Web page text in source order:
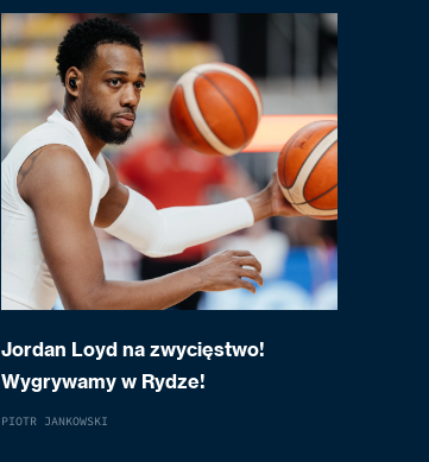
Jordan Loyd na zwycięstwo!
Wygrywamy w Rydze!
PIOTR JANKOWSKI